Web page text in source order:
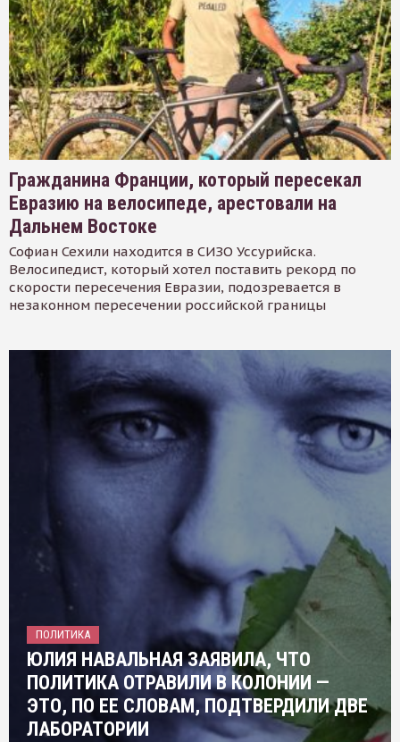
Гражданина Франции, который пересекал
Евразию на велосипеде, арестовали на
Дальнем Востоке
Софиан Сехили находится в СИЗО Уссурийска.
Велосипедист, который хотел поставить рекорд по
скорости пересечения Евразии, подозревается в
незаконном пересечении российской границы
ПОЛИТИКА
ЮЛИЯ НАВАЛЬНАЯ ЗАЯВИЛА, ЧТО
ПОЛИТИКА ОТРАВИЛИ В КОЛОНИИ —
ЭТО, ПО ЕЕ СЛОВАМ, ПОДТВЕРДИЛИ ДВЕ
ЛАБОРАТОРИИ